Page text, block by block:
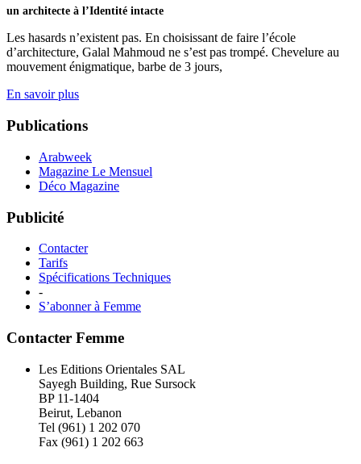
un architecte à l’Identité intacte
Les hasards n’existent pas. En choisissant de faire l’école
d’architecture, Galal Mahmoud ne s’est pas trompé. Chevelure au
mouvement énigmatique, barbe de 3 jours,
En savoir plus
Publications
Arabweek
Magazine Le Mensuel
Déco Magazine
Publicité
Contacter
Tarifs
Spécifications Techniques
-
S’abonner à Femme
Contacter Femme
Les Editions Orientales SAL
Sayegh Building, Rue Sursock
BP 11-1404
Beirut, Lebanon
Tel (961) 1 202 070
Fax (961) 1 202 663